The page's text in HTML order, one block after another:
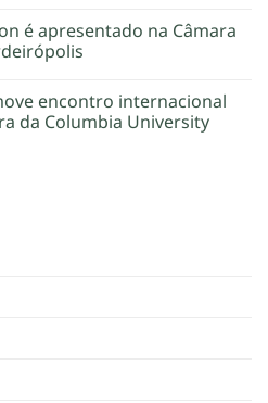
é apresentado na Câmara
encontro internacional
da Columbia University